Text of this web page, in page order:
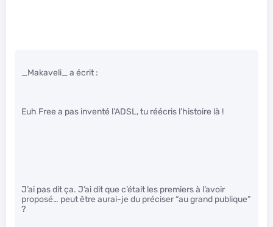
_Makaveli_ a écrit :
Euh Free a pas inventé l’ADSL, tu réécris l’histoire là !
J’ai pas dit ça. J’ai dit que c’était les premiers à l’avoir
proposé… peut être aurai-je du préciser “au grand publique”
?